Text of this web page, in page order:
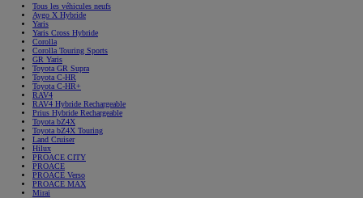
Tous les véhicules neufs
Aygo X Hybride
Yaris
Yaris Cross Hybride
Corolla
Corolla Touring Sports
GR Yaris
Toyota GR Supra
Toyota C-HR
Toyota C-HR+
RAV4
RAV4 Hybride Rechargeable
Prius Hybride Rechargeable
Toyota bZ4X
Toyota bZ4X Touring
Land Cruiser
Hilux
PROACE CITY
PROACE
PROACE Verso
PROACE MAX
Mirai